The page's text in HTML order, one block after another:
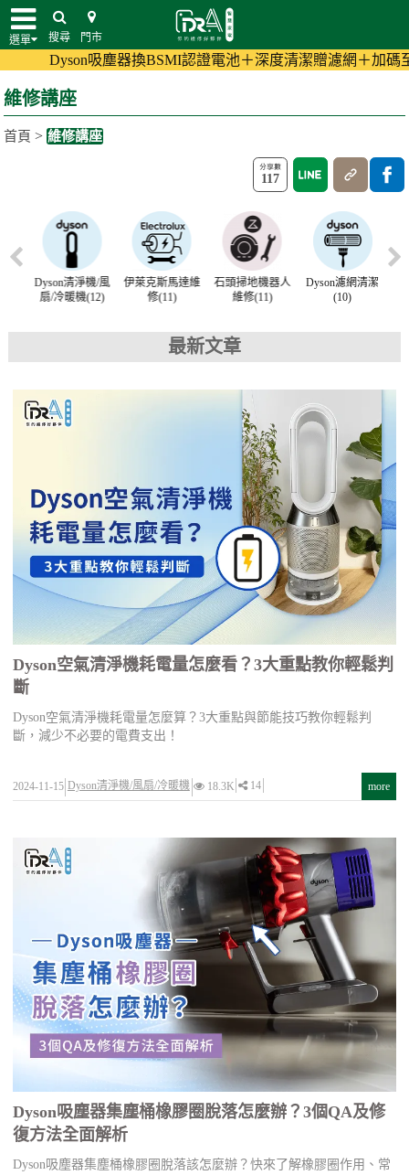
選單 搜尋 門市
塵器換BSMI認證電池＋深度清潔贈濾網＋加碼至180天保固!(
維修講座
首頁 > 維修講座
117
Dyson清淨機/風
扇/冷暖機(12)
伊萊克斯馬達維
修(11)
石頭掃地機器人
維修(11)
Dyson濾網清潔
(10)
最新文章
Dyson空氣清淨機耗電量怎麼看？3大重點教你輕鬆判
斷
Dyson空氣清淨機耗電量怎麼算？3大重點與節能技巧教你輕鬆判
斷，減少不必要的電費支出！
2024-11-15 Dyson清淨機/風扇/冷暖機 18.3K 14 more
Dyson吸塵器集塵桶橡膠圈脫落怎麼辦？3個QA及修
復方法全面解析
Dyson吸塵器集塵桶橡膠圈脫落該怎麼辦？快來了解橡膠圈作用、常